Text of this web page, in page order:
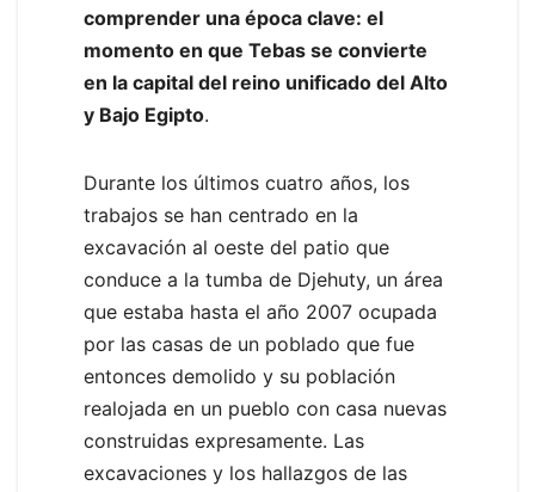
comprender una época clave: el
momento en que Tebas se convierte
en la capital del reino unificado del Alto
y Bajo Egipto.
Durante los últimos cuatro años, los
trabajos se han centrado en la
excavación al oeste del patio que
conduce a la tumba de Djehuty, un área
que estaba hasta el año 2007 ocupada
por las casas de un poblado que fue
entonces demolido y su población
realojada en un pueblo con casa nuevas
construidas expresamente. Las
excavaciones y los hallazgos de las